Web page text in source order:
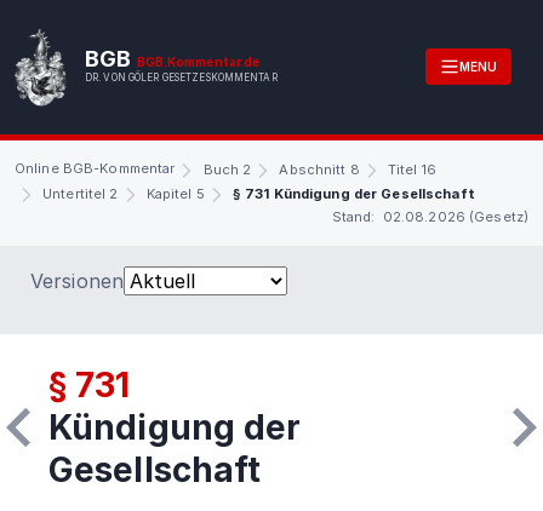
BGB BGB.Kommentar.de
DR. VON GÖLER GESETZESKOMMENTAR
MENU
Online BGB-Kommentar Buch 2 Abschnitt 8
Titel 16
Untertitel 2
Kapitel 5
§ 731 Kündigung der Gesellschaft
Stand: 02.08.2026 (Gesetz)
Versionen
§ 731
Kündigung der
Gesellschaft